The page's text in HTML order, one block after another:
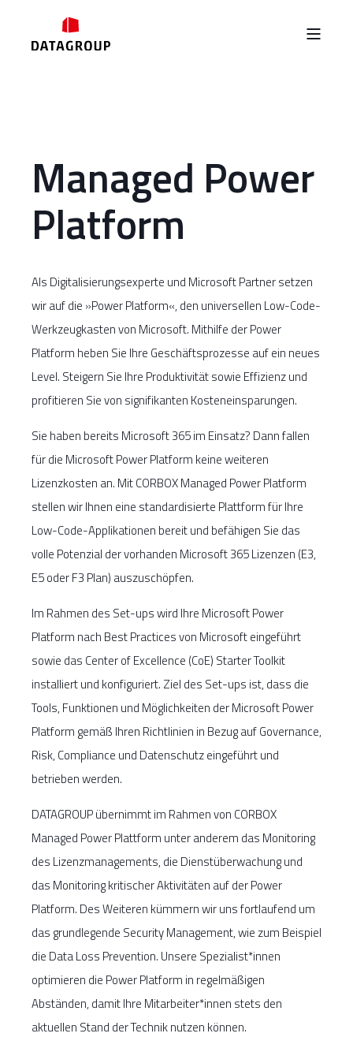
Managed Power
Platform
Als Digitalisierungsexperte und Microsoft Partner setzen
wir auf die »Power Platform«, den universellen Low-Code-
Werkzeugkasten von Microsoft. Mithilfe der Power
Platform heben Sie Ihre Geschäftsprozesse auf ein neues
Level. Steigern Sie Ihre Produktivität sowie Effizienz und
profitieren Sie von signifikanten Kosteneinsparungen.
Sie haben bereits Microsoft 365 im Einsatz? Dann fallen
für die Microsoft Power Platform keine weiteren
Lizenzkosten an. Mit CORBOX Managed Power Platform
stellen wir Ihnen eine standardisierte Plattform für Ihre
Low-Code-Applikationen bereit und befähigen Sie das
volle Potenzial der vorhanden Microsoft 365 Lizenzen (E3,
E5 oder F3 Plan) auszuschöpfen.
Im Rahmen des Set-ups wird Ihre Microsoft Power
Platform nach Best Practices von Microsoft eingeführt
sowie das Center of Excellence (CoE) Starter Toolkit
installiert und konfiguriert. Ziel des Set-ups ist, dass die
Tools, Funktionen und Möglichkeiten der Microsoft Power
Platform gemäß Ihren Richtlinien in Bezug auf Governance,
Risk, Compliance und Datenschutz eingeführt und
betrieben werden.
DATAGROUP übernimmt im Rahmen von CORBOX
Managed Power Plattform unter anderem das Monitoring
des Lizenzmanagements, die Dienstüberwachung und
das Monitoring kritischer Aktivitäten auf der Power
Platform. Des Weiteren kümmern wir uns fortlaufend um
das grundlegende Security Management, wie zum Beispiel
die Data Loss Prevention. Unsere Spezialist*innen
optimieren die Power Platform in regelmäßigen
Abständen, damit Ihre Mitarbeiter*innen stets den
aktuellen Stand der Technik nutzen können.